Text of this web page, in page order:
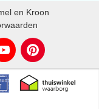
en Kroon